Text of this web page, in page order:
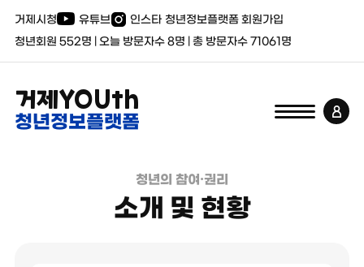
거제시청 유튜브 인스타 청년정보플랫폼 회원가입
청년회원 552명 | 오늘 방문자수8명 | 총 방문자수71061명
거제YOUth
청년정보플랫폼
청년의 참여·권리
소개 및 현황